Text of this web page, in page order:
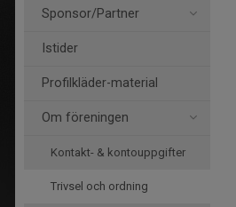
Sponsor/Partner
Istider
Profilkläder-material
Om föreningen
Kontakt- & kontouppgifter
Trivsel och ordning